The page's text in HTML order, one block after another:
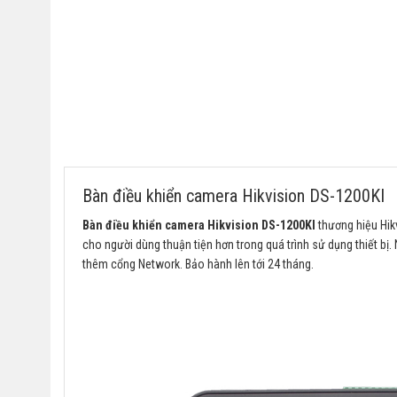
Bàn điều khiển camera Hikvision DS-1200KI
Bàn điều khiển camera Hikvision DS-1200KI thương hiệu
cho người dùng thuận tiện hơn trong quá trình sử dụng thiết
thêm cổng Network. Bảo hành lên tới 24 tháng.